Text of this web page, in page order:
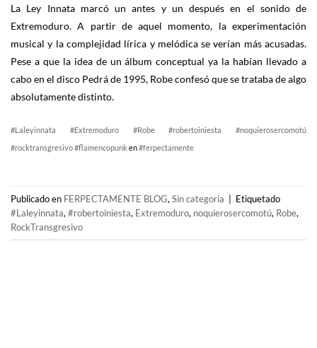
La Ley Innata marcó un antes y un después en el sonido de
Extremoduro. A partir de aquel momento, la experimentación
musical y la complejidad lírica y melódica se verían más acusadas.
Pese a que la idea de un álbum conceptual ya la habían llevado a
cabo en el disco Pedrá de 1995, Robe confesó que se trataba de algo
absolutamente distinto.
#Laleyinnata #Extremoduro #Robe #robertoiniesta
#noquierosercomotú
#rocktransgresivo#flamencopunk en#ferpectamente
Publicado en FERPECTAMENTE BLOG, Sin categoría
Etiquetado
#Laleyinnata, #robertoiniesta, Extremoduro, noquierosercomotú, Robe,
RockTransgresivo